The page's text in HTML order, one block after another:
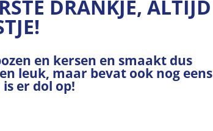
DRANKJE, ALTIJD
en kersen en smaakt dus
leuk, maar bevat ook nog eens
er dol op!